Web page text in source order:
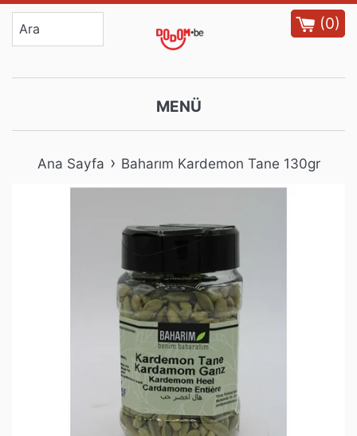
İçeriğe
atla
(0)
MENÜ
Ana Sayfa › Baharım Kardemon Tane 130gr